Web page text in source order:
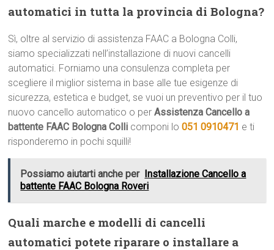
automatici in tutta la provincia di Bologna?
Sì, oltre al servizio di assistenza FAAC a Bologna Colli,
siamo specializzati nell’installazione di nuovi cancelli
automatici. Forniamo una consulenza completa per
scegliere il miglior sistema in base alle tue esigenze di
sicurezza, estetica e budget, se vuoi un preventivo per il tuo
nuovo cancello automatico o perAssistenza Cancello a
battente FAAC Bologna Colli componi lo051 0910471 e ti
risponderemo in pochi squilli!
Possiamo aiutarti anche per Installazione Cancello a
battente FAAC Bologna Roveri
Quali marche e modelli di cancelli
automatici potete riparare o installare a